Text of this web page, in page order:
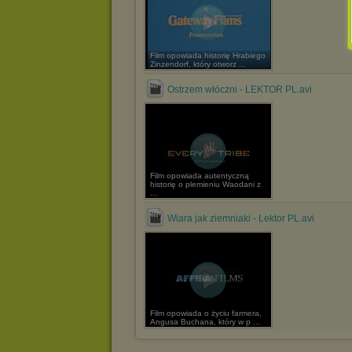
Film opowiada historię Hrabiego
Zinzendorf, który otworz ...
Ostrzem włóczni - LEKTOR PL.avi
Film opowiada autentyczną
historię o plemieniu Waodani z
Wiara jak ziemniaki - Lektor PL.avi
Film opowiada o życiu farmera,
Angusa Buchana, który w p ...